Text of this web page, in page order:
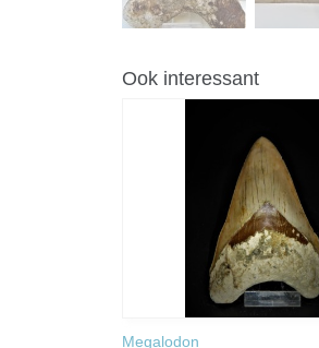
Ook interessant
Megalodon